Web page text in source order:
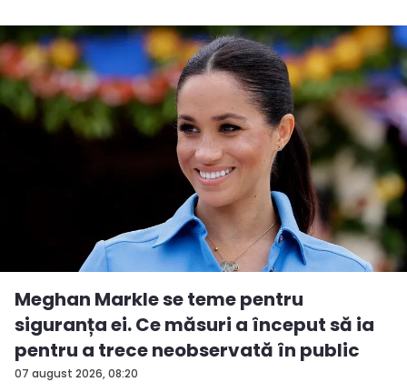
07 august 2026, 08:20
Meghan Markle se teme pentru
siguranța ei. Ce măsuri a început să ia
pentru a trece neobservată în public